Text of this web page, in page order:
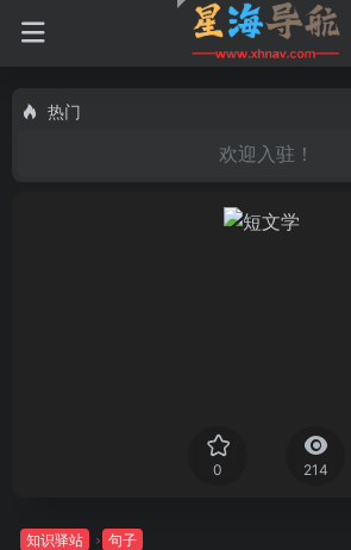
热门
欢迎入驻！
0 214
知识驿站 句子